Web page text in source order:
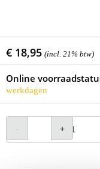
€ 18,95 (incl. 21% btw)
Online
werkdagen